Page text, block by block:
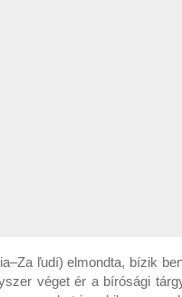
ľudí) elmondta, bízik
véget ér a bírósági